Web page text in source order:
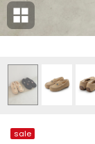
sale